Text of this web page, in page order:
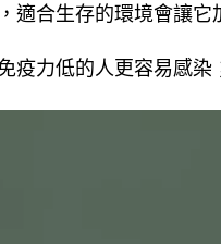
適合生存的環境會讓它
力低的人更容易感